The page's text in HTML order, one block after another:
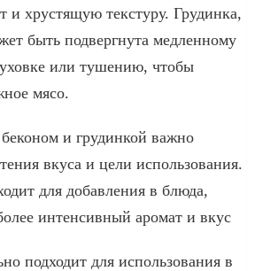
и хрустящую текстуру. Грудинка,
быть подвергнута медленному
или тушению, чтобы
мясо.
и грудинкой важно
вкуса и цели использования.
для добавления в блюда,
интенсивный аромат и вкус
подходит для использования в